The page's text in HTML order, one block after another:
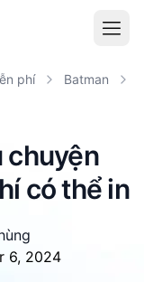
phí Batman
chuyện
có thể in
6, 2024